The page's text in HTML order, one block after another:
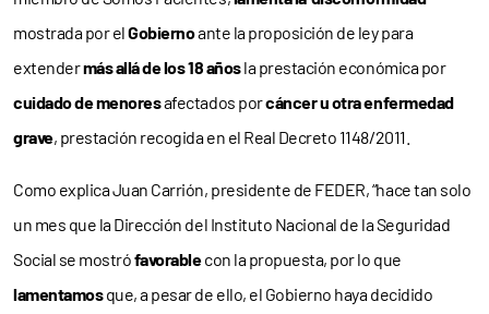
mostrada por elGobiernoante la proposición de ley para
extendermás allá de los 18 añosla prestación económica por
cuidado de menoresafectados porcáncer u otra enfermedad
grave, prestación recogida en el Real Decreto 1148/2011.
Como explica Juan Carrión, presidente de FEDER, “hace tan solo
un mes que la Dirección del Instituto Nacional de la Seguridad
Social se mostrófavorablecon la propuesta, por lo que
lamentamosque, a pesar de ello, el Gobierno haya decidido